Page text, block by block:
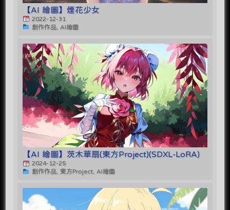
【AI 繪圖】煙花少女
2022-12-31
創作作品, AI繪圖
【AI 繪圖】茨木華扇(東方Project)(SDXL-LoRA)
2024-12-25
創作作品, 東方Project, AI繪圖